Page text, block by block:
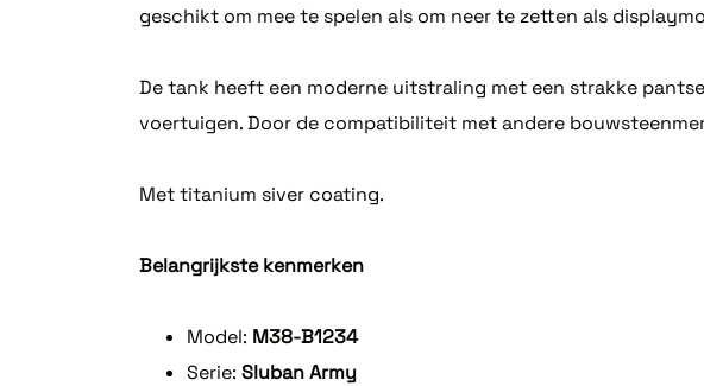
geschikt om mee te spelen als om neer te zetten als
De tank heeft een moderne uitstraling met een strakke
voertuigen. Door de compatibiliteit met andere
Met titanium siver coating.
Belangrijkste kenmerken
Model: M38-B1234
Serie: Sluban Army